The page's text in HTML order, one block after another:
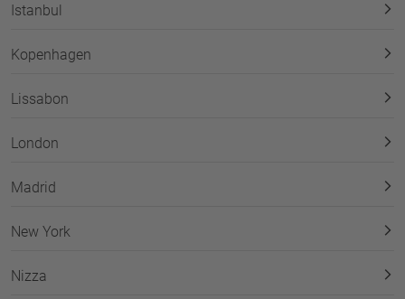
Istanbul
Kopenhagen
Lissabon
London
Madrid
New York
Nizza